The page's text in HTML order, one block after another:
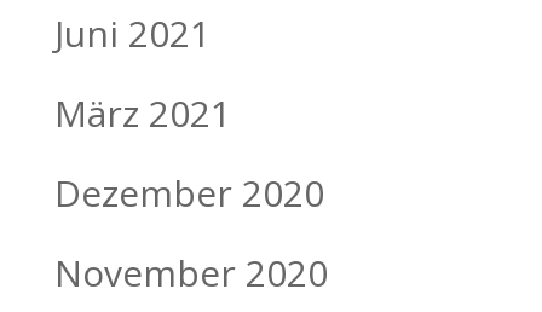
Juni 2021
März 2021
Dezember 2020
November 2020